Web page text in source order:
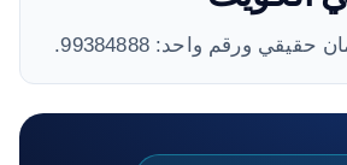
ورقم واحد: 99384888.